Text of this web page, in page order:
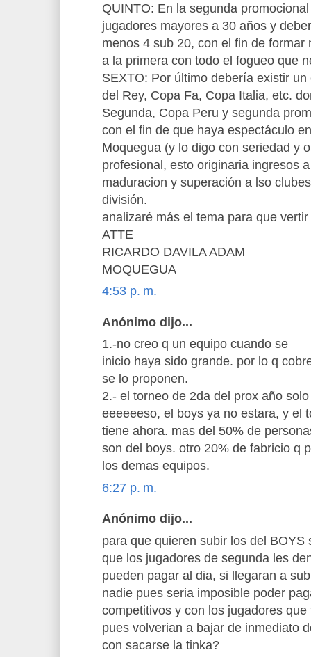
QUINTO: En la segunda
jugadores mayores a 30 años y
menos 4 sub 20, con el fin de
a la primera con todo el fogueo que
SEXTO: Por último debería existir
del Rey, Copa Fa, Copa Italia, etc.
Segunda, Copa Peru y segunda
con el fin de que haya espectáculo
Moquegua (y lo digo con seriedad y
profesional, esto originaria ingresos
maduracion y superación a lso
división.
analizaré más el tema para que
ATTE
RICARDO DAVILA ADAM
MOQUEGUA
4:53 p. m.
Anónimo dijo...
1.-no creo q un equipo cuando se
inicio haya sido grande. por lo q
se lo proponen.
2.- el torneo de 2da del prox año
eeeeeeso, el boys ya no estara, y el
tiene ahora. mas del 50% de
son del boys. otro 20% de fabricio q
los demas equipos.
6:27 p. m.
Anónimo dijo...
para que quieren subir los del BOYS
que los jugadores de segunda les
pueden pagar al dia, si llegaran a
nadie pues seria imposible poder
competitivos y con los jugadores
pues volverian a bajar de inmediato
con sacarse la tinka?